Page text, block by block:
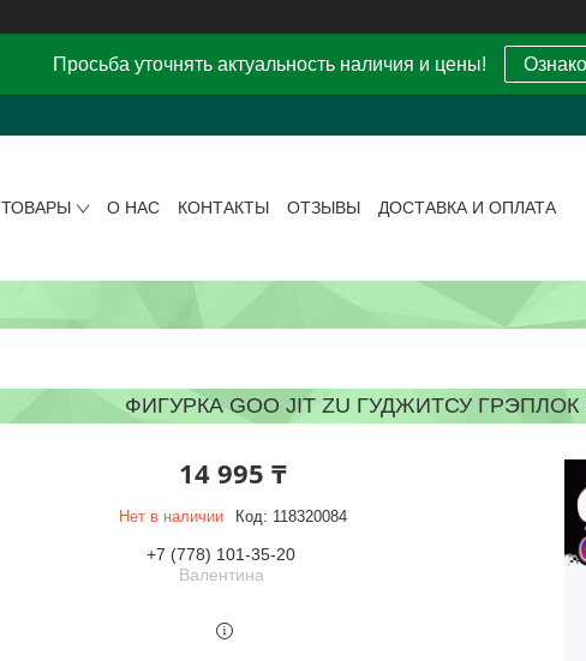
Просьба уточнять актуальность наличия и цены!
ТОВАРЫ О НАС КОНТАКТЫ ОТЗЫВЫ ДОСТАВКА И ОПЛАТА
ФИГУРКА GOO JIT ZU ГУДЖИТСУ
14 995 ₸
Нет в наличии Код: 118320084
+7 (778) 101-35-20
Валентина